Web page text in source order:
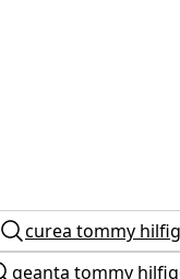
curea tommy
geanta tommy